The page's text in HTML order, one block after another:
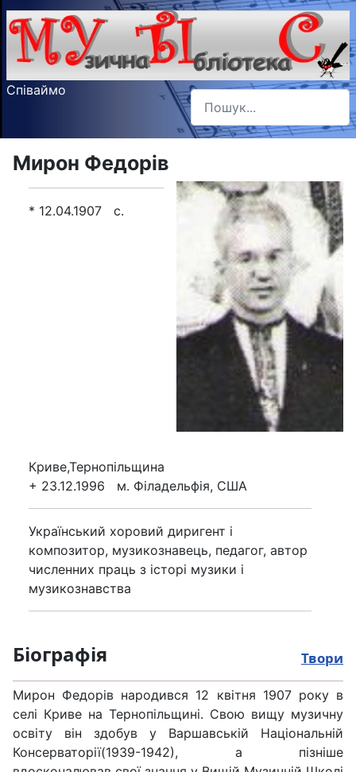
Співаймо Пошук
Type 2 or more characters
Мирон Федорів
* 12.04.1907 с.
Криве,Тернопільщина
+ 23.12.1996 м. Філадельфія, США
Український хоровий диригент і
композитор, музикознавець, педагог, автор
численних праць з історі музики і
музикознавства
Біографія Твори
Мирон Федорів народився 12 квітня 1907 року в
селі Криве на Тернопільщині. Свою вищу музичну
освіту він здобув у Варшавській Національній
Консерваторії(1939-1942), а пізніше